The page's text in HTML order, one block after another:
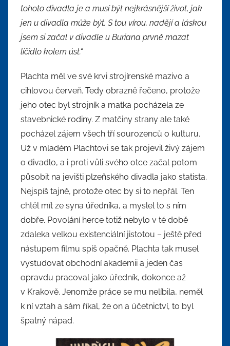
tohoto divadla je a musí být nejkrásnější život, jak
jen u divadla může být. S tou vírou, nadějí a láskou
jsem si začal v divadle u Buriana prvně mazat
líčidlo kolem úst.“
Plachta měl ve své krvi strojírenské mazivo a
cihlovou červeň. Tedy obrazně řečeno, protože
jeho otec byl strojník a matka pocházela ze
stavebnické rodiny. Z matčiny strany ale také
pocházel zájem všech tří sourozenců o kulturu.
Už v mladém Plachtovi se tak projevil živý zájem
o divadlo, a i proti vůli svého otce začal potom
působit na jevišti plzeňského divadla jako statista.
Nejspíš tajně, protože otec by si to nepřál. Ten
chtěl mít ze syna úředníka, a myslel to s ním
dobře. Povolání herce totiž nebylo v té době
zdaleka velkou existenciální jistotou – ještě před
nástupem filmu spíš opačně. Plachta tak musel
vystudovat obchodní akademii a jeden čas
opravdu pracoval jako úředník, dokonce až
v Krakově. Jenomže práce se mu nelíbila, neměl
k ní vztah a sám říkal, že on a účetnictví, to byl
špatný nápad.